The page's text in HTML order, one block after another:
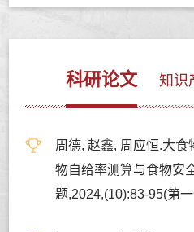
科研论文 知识
周德, 赵鑫, 周应恒.大
物自给率测算与食物安
题,2024,(10):83-95(第